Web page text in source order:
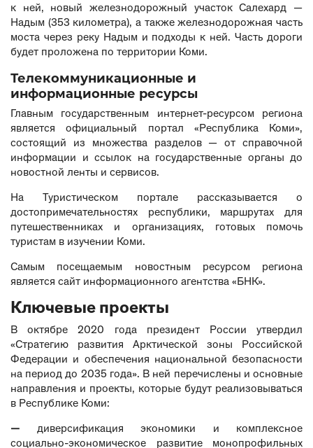
к ней, новый железнодорожный участок Салехард —
Надым (353 километра), а также железнодорожная часть
моста через реку Надым и подходы к ней. Часть дороги
будет проложена по территории Коми.
Телекоммуникационные и
информационные ресурсы
Главным государственным интернет-ресурсом региона
является официальный портал «Республика Коми»,
состоящий из множества разделов — от справочной
информации и ссылок на государственные органы до
новостной ленты и сервисов.
На Туристическом портале рассказывается о
достопримечательностях республики, маршрутах для
путешественниках и организациях, готовых помочь
туристам в изучении Коми.
Самым посещаемым новостным ресурсом региона
является сайт информационного агентства «БНК».
Ключевые проекты
В октябре 2020 года президент России утвердил
«Стратегию развития Арктической зоны Российской
Федерации и обеспечения национальной безопасности
на период до 2035 года». В ней перечислены и основные
направления и проекты, которые будут реализовываться
в Республике Коми:
— диверсификация экономики и комплексное
социально-экономическое развитие монопрофильных